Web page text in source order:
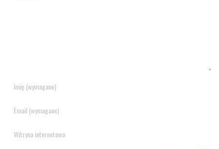
Name
Email
Witryna